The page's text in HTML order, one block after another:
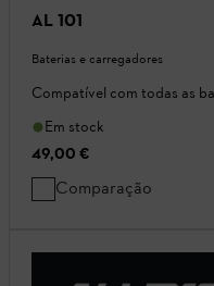
AL 101
Baterias e carregadores
Compatível com todas as
Em stock
49,00 €
Comparação